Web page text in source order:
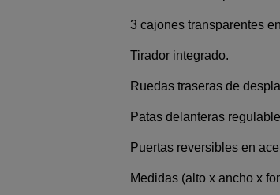
3 cajones transparentes
Tirador integrado.
Ruedas traseras de
Patas delanteras
Puertas reversibles en
Medidas (alto x ancho x